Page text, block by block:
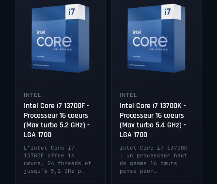
INTEL
Intel Core i7 13700F -
Processeur 16 coeurs
(Max turbo 5.2 GHz) -
LGA 1700
L’Intel Core i7
13700F offre 16
cœurs, 24 threads et
jusqu’à 5,2 GHz p…
INTEL
Intel Core i7 13700K -
Processeur 16 coeurs
(Max turbo 5.4 GHz) -
LGA 1700
Intel Core i7 13700K
: un processeur haut
de gamme 16 cœurs
pensé pour…